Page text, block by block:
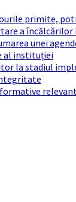
primite,
a încălcărilor
unei
al instituției
la stadiul